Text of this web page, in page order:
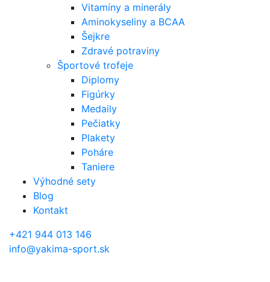
Vitamíny a minerály
Aminokyseliny a BCAA
Šejkre
Zdravé potraviny
Športové trofeje
Diplomy
Figúrky
Medaily
Pečiatky
Plakety
Poháre
Taniere
Výhodné sety
Blog
Kontakt
+421 944 013 146
info@yakima-sport.sk